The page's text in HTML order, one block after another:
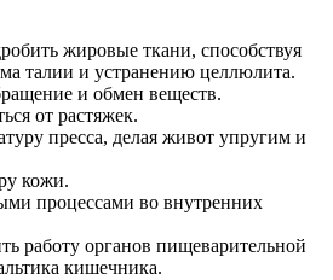
жировые ткани, способствуя
талии и устранению целлюлита.
и обмен веществ.
от растяжек.
пресса, делая живот упругим и
кожи.
процессами во внутренних
работу органов пищеварительной
кишечника.